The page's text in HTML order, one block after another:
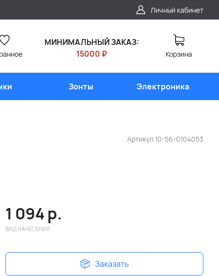
Личный кабинет
МИНИМАЛЬНЫЙ ЗАКАЗ:
15000 ₽
Корзина
Зонты Электроника
Артикул 10-56-0104053
1 094 р.
ВИД НАНЕСЕНИЯ
Заказать